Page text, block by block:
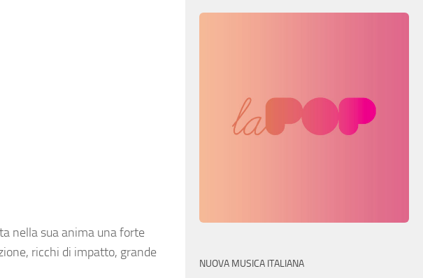
nella sua anima una forte
ricchi di impatto, grande
NUOVA MUSICA ITALIANA